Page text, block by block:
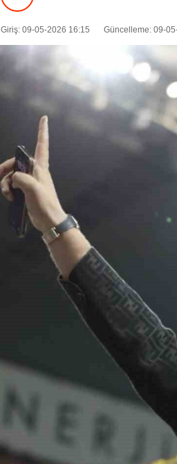
Giriş: 09-05-2026 16:15 Güncelleme: 09-